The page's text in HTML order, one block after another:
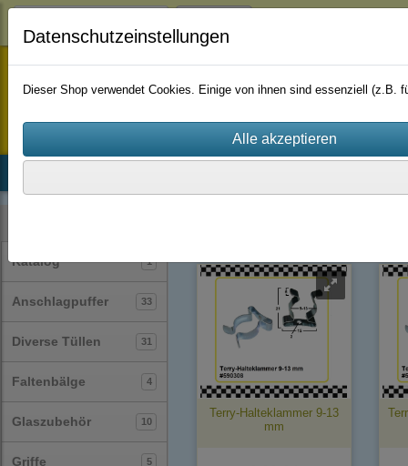
staufenbiel-berlin
Katalog 1
Anschlagpuffer 33
Diverse Tüllen 31
Faltenbälge 4
Glaszubehör 10
Griffe 5
Terry-Halteklammer 9-13
mm
Datenschutzeinstellungen
Dieser Shop verwendet Cookies. Einige von ihnen sind essenziell (z.B.